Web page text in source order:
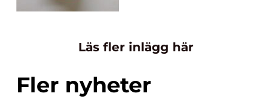
Läs fler inlägg här
Fler nyheter